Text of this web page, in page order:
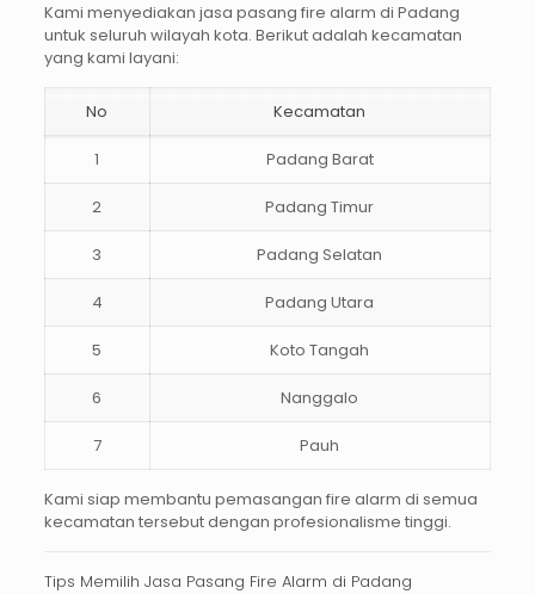
Kami menyediakan jasa pasang fire alarm di Padang
untuk seluruh wilayah kota. Berikut adalah kecamatan
yang kami layani:
No Kecamatan
1 Padang Barat
2 Padang Timur
3 Padang Selatan
4 Padang Utara
5 Koto Tangah
6 Nanggalo
7 Pauh
Kami siap membantu pemasangan fire alarm di semua
kecamatan tersebut dengan profesionalisme tinggi.
Tips Memilih Jasa Pasang Fire Alarm di Padang